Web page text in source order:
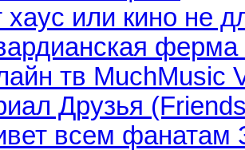
хаус или кино не
ферма
тв MuchMusic
Друзья
всем фанатам